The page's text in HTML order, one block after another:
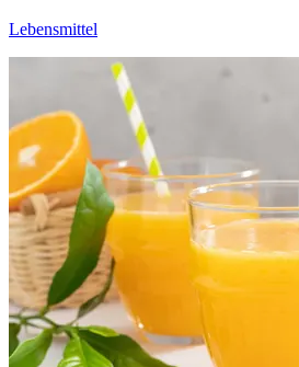
Lebensmittel